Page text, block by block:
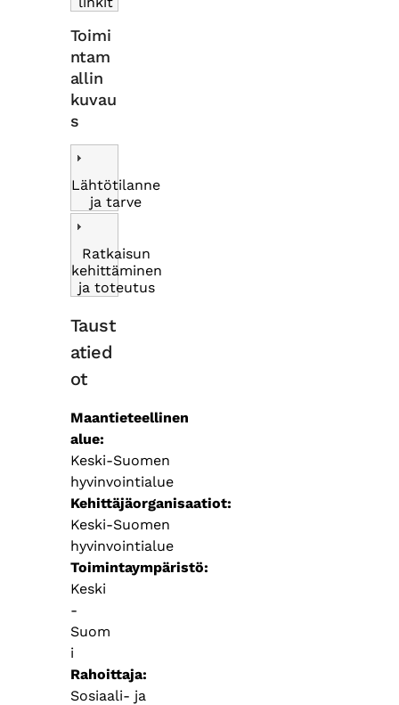
Toimi
ntam
allin
kuvau
s
Lähtötilanne
ja tarve
Ratkaisun
kehittäminen
ja toteutus
Taust
atied
ot
Maantieteellinen
alue
Keski-Suomen
hyvinvointialue
Kehittäjäorganisaatiot
Keski-Suomen
hyvinvointialue
Toimintaympäristö
Keski
-
Suom
i
Rahoittaja
Sosiaali- ja